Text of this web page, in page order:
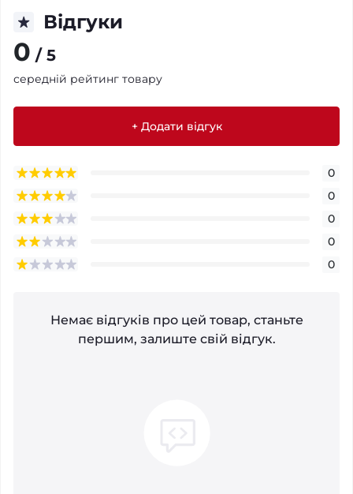
Відгуки
0 / 5
середній рейтинг товару
+ Додати відгук
0
0
0
0
0
Немає відгуків про цей товар, станьте
першим, залиште свій відгук.